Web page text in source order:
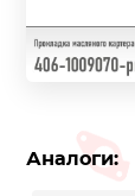
Аналоги: